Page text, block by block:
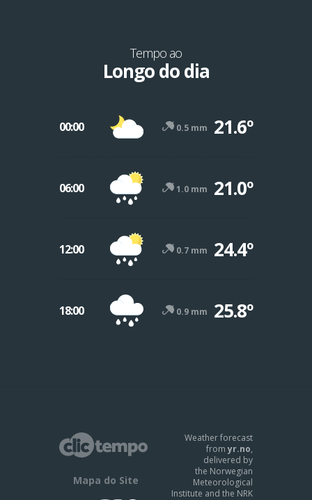
Tempo ao
Longo do dia
00:00 0.5 mm 21.6º
06:00 1.0 mm 21.0º
12:00 0.7 mm 24.4º
18:00 0.9 mm 25.8º
Mapa do Site
Weather forecast
fromyr.no,
delivered by
the Norwegian
Meteorological
Institute and the NRK